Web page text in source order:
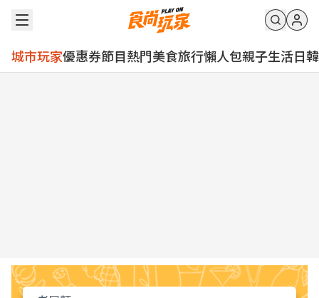
城市玩家優惠券節目熱門美食旅行懶人包親子生活日韓